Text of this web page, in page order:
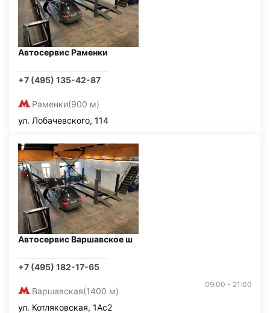
Автосервис Раменки
+7 (495) 135-42-87
Раменки(900 м)
ул. Лобачевского, 114
Автосервис Варшавское ш
+7 (495) 182-17-65
Варшавская(1400 м)
09:00 - 21:00
ул. Котляковская, 1Ас2